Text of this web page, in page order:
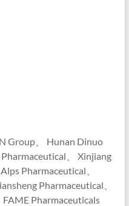
Group、 Hunan Dinuo
、 Xinjiang
Pharmaceutical、
Pharmaceutical、
Pharmaceuticals